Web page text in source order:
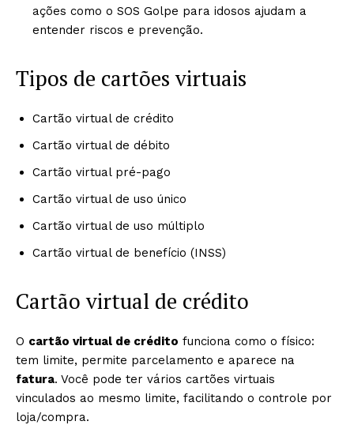
ações como o SOS Golpe para idosos ajudam a
entender riscos e prevenção.
Tipos de cartões virtuais
Cartão virtual de crédito
Cartão virtual de débito
Cartão virtual pré-pago
Cartão virtual de uso único
Cartão virtual de uso múltiplo
Cartão virtual de benefício (INSS)
Cartão virtual de crédito
O cartão virtual de crédito funciona como o físico:
tem limite, permite parcelamento e aparece na
fatura. Você pode ter vários cartões virtuais
vinculados ao mesmo limite, facilitando o controle por
loja/compra.